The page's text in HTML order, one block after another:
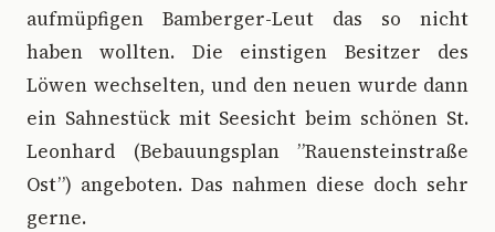
aufmüpfigen Bamberger-Leut das so nicht
haben wollten. Die einstigen Besitzer des
Löwen wechselten, und den neuen wurde dann
ein Sahnestück mit Seesicht beim schönen St.
Leonhard (Bebauungsplan ”Rauensteinstraße
Ost”) angeboten. Das nahmen diese doch sehr
gerne.